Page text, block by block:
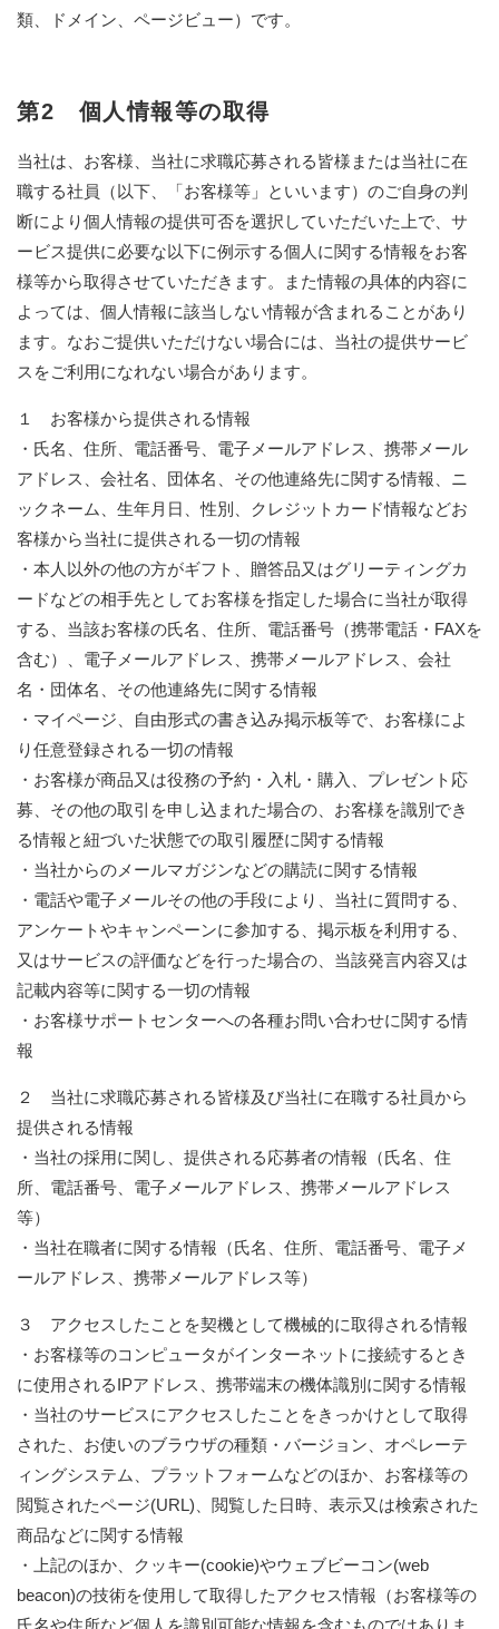
類、ドメイン、ページビュー）です。
第2 個人情報等の取得
当社は、お客様、当社に求職応募される皆様または当社に在
職する社員（以下、「お客様等」といいます）のご自身の判
断により個人情報の提供可否を選択していただいた上で、サ
ービス提供に必要な以下に例示する個人に関する情報をお客
様等から取得させていただきます。また情報の具体的内容に
よっては、個人情報に該当しない情報が含まれることがあり
ます。なおご提供いただけない場合には、当社の提供サービ
スをご利用になれない場合があります。
１ お客様から提供される情報
・氏名、住所、電話番号、電子メールアドレス、携帯メール
アドレス、会社名、団体名、その他連絡先に関する情報、ニ
ックネーム、生年月日、性別、クレジットカード情報などお
客様から当社に提供される一切の情報
・本人以外の他の方がギフト、贈答品又はグリーティングカ
ードなどの相手先としてお客様を指定した場合に当社が取得
する、当該お客様の氏名、住所、電話番号（携帯電話・FAXを
含む）、電子メールアドレス、携帯メールアドレス、会社
名・団体名、その他連絡先に関する情報
・マイページ、自由形式の書き込み掲示板等で、お客様によ
り任意登録される一切の情報
・お客様が商品又は役務の予約・入札・購入、プレゼント応
募、その他の取引を申し込まれた場合の、お客様を識別でき
る情報と紐づいた状態での取引履歴に関する情報
・当社からのメールマガジンなどの購読に関する情報
・電話や電子メールその他の手段により、当社に質問する、
アンケートやキャンペーンに参加する、掲示板を利用する、
又はサービスの評価などを行った場合の、当該発言内容又は
記載内容等に関する一切の情報
・お客様サポートセンターへの各種お問い合わせに関する情
報
２ 当社に求職応募される皆様及び当社に在職する社員から
提供される情報
・当社の採用に関し、提供される応募者の情報（氏名、住
所、電話番号、電子メールアドレス、携帯メールアドレス
等）
・当社在職者に関する情報（氏名、住所、電話番号、電子メ
ールアドレス、携帯メールアドレス等）
３ アクセスしたことを契機として機械的に取得される情報
・お客様等のコンピュータがインターネットに接続するとき
に使用されるIPアドレス、携帯端末の機体識別に関する情報
・当社のサービスにアクセスしたことをきっかけとして取得
された、お使いのブラウザの種類・バージョン、オペレーテ
ィングシステム、プラットフォームなどのほか、お客様等の
閲覧されたページ(URL)、閲覧した日時、表示又は検索された
商品などに関する情報
・上記のほか、クッキー(cookie)やウェブビーコン(web
beacon)の技術を使用して取得したアクセス情報（お客様等の
氏名や住所など個人を識別可能な情報を含むものではありま